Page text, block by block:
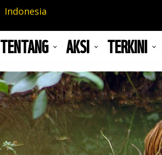
Indonesia
TENTANG AKSI TERKINI